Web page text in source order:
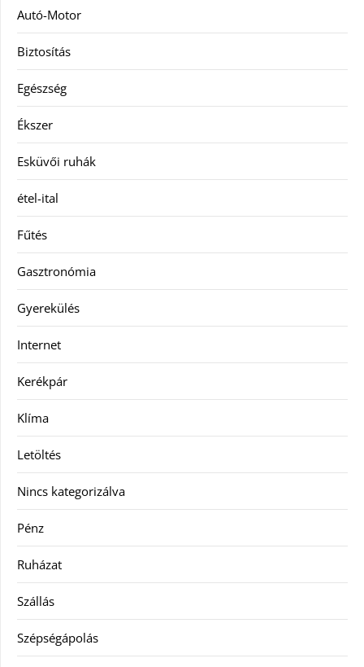
Autó-Motor
Biztosítás
Egészség
Ékszer
Esküvői ruhák
étel-ital
Fűtés
Gasztronómia
Gyerekülés
Internet
Kerékpár
Klíma
Letöltés
Nincs kategorizálva
Pénz
Ruházat
Szállás
Szépségápolás